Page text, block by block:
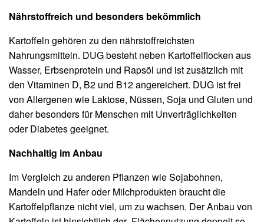
Nährstoffreich und besonders bekömmlich
Kartoffeln gehören zu den nährstoffreichsten
Nahrungsmitteln. DUG besteht neben Kartoffelflocken aus
Wasser, Erbsenprotein und Rapsöl und ist zusätzlich mit
den Vitaminen D, B2 und B12 angereichert. DUG ist frei
von Allergenen wie Laktose, Nüssen, Soja und Gluten und
daher besonders für Menschen mit Unverträglichkeiten
oder Diabetes geeignet.
Nachhaltig im Anbau
Im Vergleich zu anderen Pflanzen wie Sojabohnen,
Mandeln und Hafer oder Milchprodukten braucht die
Kartoffelpflanze nicht viel, um zu wachsen. Der Anbau von